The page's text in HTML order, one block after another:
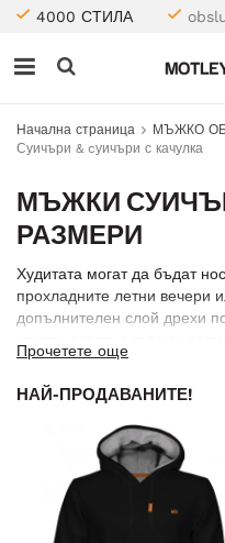
4000 СТИЛА
Начална страница
МЪЖКО
Суичъри & cуичъри с качулка
МЪЖКИ
РАЗМЕРИ
Худитата могат да бъдат
прохладните летни вечери
допълнителен слой дрехи
худи е универсална дреха,
Прочетете още
НАЙ-ПРОДАВАНИТЕ!